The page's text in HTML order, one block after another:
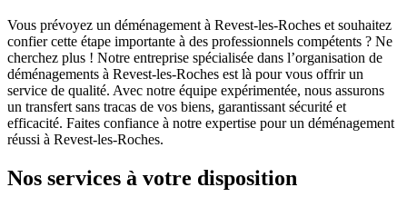
Vous prévoyez un déménagement à Revest-les-Roches et souhaitez
confier cette étape importante à des professionnels compétents ? Ne
cherchez plus ! Notre entreprise spécialisée dans l’organisation de
déménagements à Revest-les-Roches est là pour vous offrir un
service de qualité. Avec notre équipe expérimentée, nous assurons
un transfert sans tracas de vos biens, garantissant sécurité et
efficacité. Faites confiance à notre expertise pour un déménagement
réussi à Revest-les-Roches.
Nos services à votre disposition